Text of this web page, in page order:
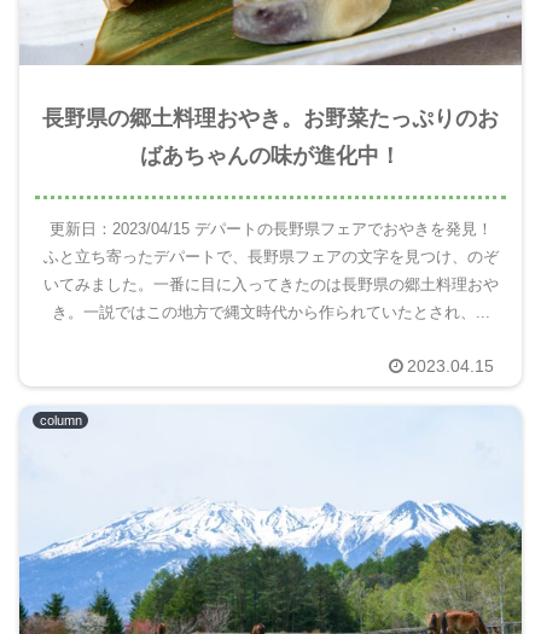
長野県の郷土料理おやき。お野菜たっぷりのお
ばあちゃんの味が進化中！
更新日：2023/04/15 デパートの長野県フェアでおやきを発見！
ふと立ち寄ったデパートで、長野県フェアの文字を見つけ、のぞ
いてみました。一番に目に入ってきたのは長野県の郷土料理おや
き。一説ではこの地方で縄文時代から作られていたとされ、...
2023.04.15
column